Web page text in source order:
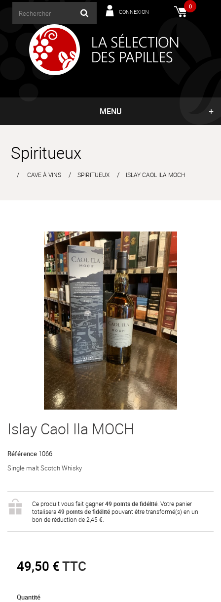
0
CONNEXION
MENU
Spiritueux
CAVE À VINS SPIRITUEUX ISLAY CAOL ILA MOCH
Islay Caol Ila MOCH
Référence 1066
Single malt Scotch Whisky
Ce produit vous fait gagner 49 points de fidélité. Votre panier
totalisera 49 points de fidélité pouvant être transformé(s) en un
bon de réduction de 2,45 €.
49,50 €TTC
Quantité